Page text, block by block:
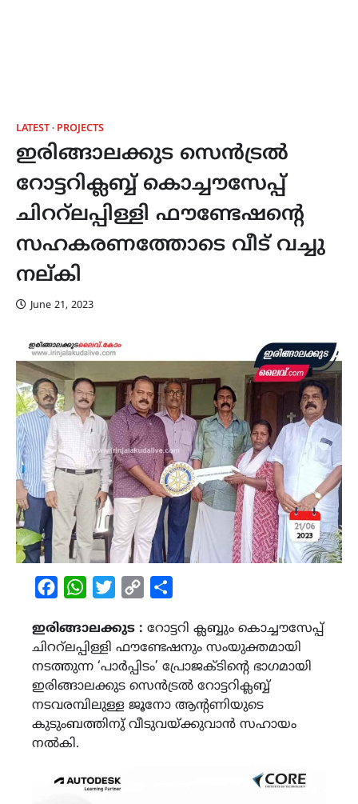
LATEST PROJECTS
ഇരിങ്ങാലക്കുട സെൻട്രൽ
റോട്ടറിക്ലബ്ബ് കൊച്ചൗസേപ്പ്
ചിററ്ലപ്പിള്ളി ഫൗണ്ടേഷന്‍റെ
സഹകരണത്തോടെ വീട് വച്ചു
നല്കി
June 21, 2023
FacebookWhatsAppTwitterCopy
ഇരിങ്ങാലക്കുട : റോട്ടറി ക്ലബ്ബും കൊച്ചൗസേപ്പ്
ചിററ്ലപ്പിള്ളി ഫൗണ്ടേഷനും സംയുക്തമായി
നടത്തുന്ന ‘പാർപ്പിടം’ പ്രോജക്ടിന്‍റെ ഭാഗമായി
ഇരിങ്ങാലക്കുട സെൻട്രൽ റോട്ടറിക്ലബ്ബ്
നടവരമ്പിലുള്ള ജൂനോ ആന്റണിയുടെ
കുടുംബത്തിനു് വീടുവയ്ക്കുവാൻ സഹായം
നൽകി.